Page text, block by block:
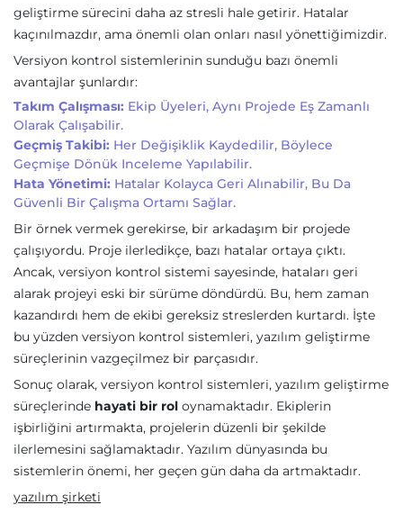
geliştirme sürecini daha az stresli hale getirir. Hatalar
kaçınılmazdır, ama önemli olan onları nasıl yönettiğimizdir.
Versiyon kontrol sistemlerinin sunduğu bazı önemli
avantajlar şunlardır:
Takım Çalışması: Ekip Üyeleri, Aynı Projede Eş Zamanlı
Olarak Çalışabilir.
Geçmiş Takibi: Her Değişiklik Kaydedilir, Böylece
Geçmişe Dönük Inceleme Yapılabilir.
Hata Yönetimi: Hatalar Kolayca Geri Alınabilir, Bu Da
Güvenli Bir Çalışma Ortamı Sağlar.
Bir örnek vermek gerekirse, bir arkadaşım bir projede
çalışıyordu. Proje ilerledikçe, bazı hatalar ortaya çıktı.
Ancak, versiyon kontrol sistemi sayesinde, hataları geri
alarak projeyi eski bir sürüme döndürdü. Bu, hem zaman
kazandırdı hem de ekibi gereksiz streslerden kurtardı. İşte
bu yüzden versiyon kontrol sistemleri, yazılım geliştirme
süreçlerinin vazgeçilmez bir parçasıdır.
Sonuç olarak, versiyon kontrol sistemleri, yazılım geliştirme
süreçlerinde hayati bir rol oynamaktadır. Ekiplerin
işbirliğini artırmakta, projelerin düzenli bir şekilde
ilerlemesini sağlamaktadır. Yazılım dünyasında bu
sistemlerin önemi, her geçen gün daha da artmaktadır.
yazılım şirketi